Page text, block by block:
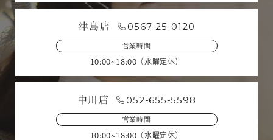
津島店 0567-25-0120
営業時間
10:00~18:00（水曜定休）
中川店 052-655-5598
営業時間
10:00~18:00（水曜定休）